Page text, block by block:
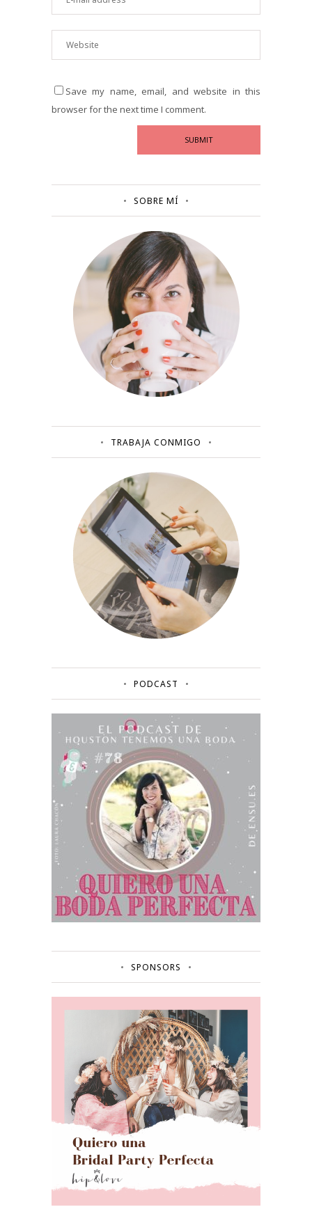
Save my name, email, and website in this
browser for the next time I comment.
SOBRE MÍ
TRABAJA CONMIGO
PODCAST
SPONSORS